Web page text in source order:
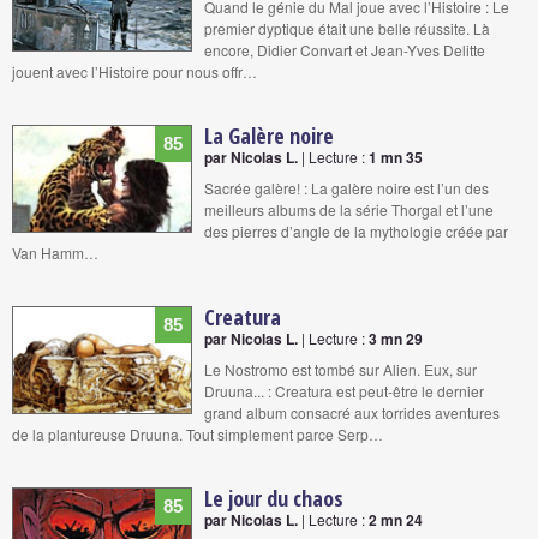
Quand le génie du Mal joue avec l’Histoire : Le
premier dyptique était une belle réussite. Là
encore, Didier Convart et Jean-Yves Delitte
jouent avec l’Histoire pour nous offr…
85 La Galère noire
par Nicolas L. | Lecture :1 mn 35
Sacrée galère! : La galère noire est l’un des
meilleurs albums de la série Thorgal et l’une
des pierres d’angle de la mythologie créée par
Van Hamm…
85 Creatura
par Nicolas L. | Lecture :3 mn 29
Le Nostromo est tombé sur Alien. Eux, sur
Druuna... : Creatura est peut-être le dernier
grand album consacré aux torrides aventures
de la plantureuse Druuna. Tout simplement parce Serp…
85 Le jour du chaos
par Nicolas L. | Lecture :2 mn 24